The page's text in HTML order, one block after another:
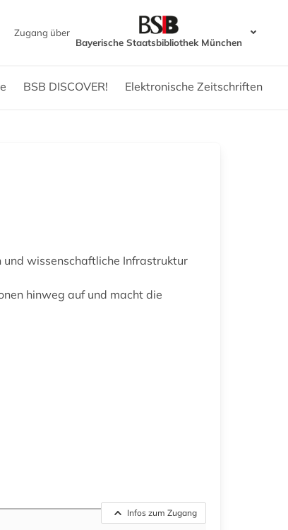
Zugang über
Bayerische Staatsbibliothek München
BSB DISCOVER! Elektronische Zeitschriften
wissenschaftliche Infrastruktur
hinweg auf und macht die
Infos zum Zugang